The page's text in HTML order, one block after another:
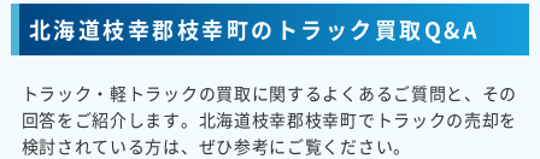
北海道枝幸郡枝幸町のトラック買取Q&A
トラック・軽トラックの買取に関するよくあるご質問と、その
回答をご紹介します。北海道枝幸郡枝幸町でトラックの売却を
検討されている方は、ぜひ参考にご覧ください。